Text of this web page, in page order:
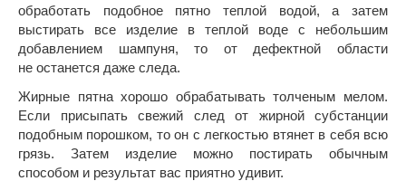
обработать подобное пятно теплой водой, а затем
выстирать все изделие в теплой воде с небольшим
добавлением шампуня, то от дефектной области
не останется даже следа.
Жирные пятна хорошо обрабатывать толченым мелом.
Если присыпать свежий след от жирной субстанции
подобным порошком, то он с легкостью втянет в себя всю
грязь. Затем изделие можно постирать обычным
способом и результат вас приятно удивит.